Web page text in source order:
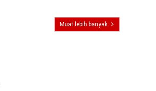
Muat lebih banyak